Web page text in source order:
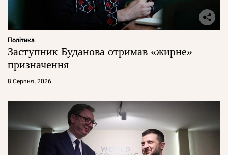
Політика
Заступник Буданова отримав «жирне»
призначення
8 Серпня, 2026